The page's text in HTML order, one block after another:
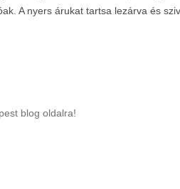
A nyers árukat tartsa lezárva és
blog oldalra!